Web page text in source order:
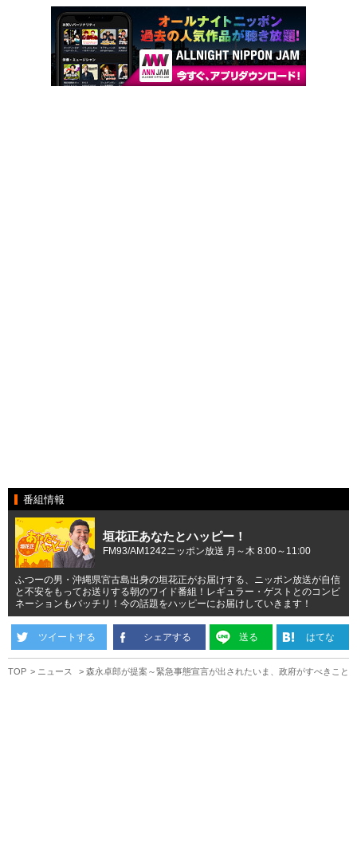
番組情報
垣花正あなたとハッピー！
FM93/AM1242ニッポン放送 月～木 8:00～11:00
ふつーの男・沖縄県宮古島出身の垣花正がお届けする、ニッポン放送が自信
と不安をもってお送りする朝のワイド番組！レギュラー・ゲストとのコンビ
ネーションもバッチリ！今の話題をハッピーにお届けしていきます！
ツイートする シェアする 送る はてな
TOP ニュース 森永卓郎が提案～緊急事態宣言が出されたいま、政府がすべきこと